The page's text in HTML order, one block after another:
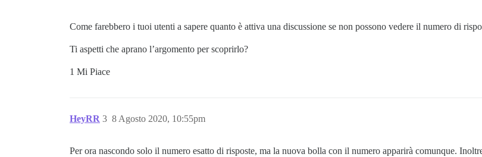
Come farebbero i tuoi utenti a sapere quanto è attiva una discussione se non possono vedere il numero di
Ti aspetti che aprano l’argomento per scoprirlo?
1 Mi Piace
HeyRR 8 Agosto 2020, 10:55pm
3
Per ora nascondo solo il numero esatto di risposte, ma la nuova bolla con il numero apparirà comunque.